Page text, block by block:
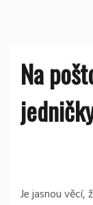
Na
Je jasnou